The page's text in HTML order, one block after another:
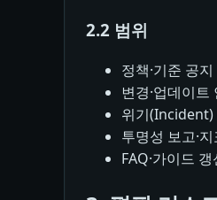
2.2 범위
정책·기준 공지
변경·업데이트
위기(Incident)
투명성 보고·
FAQ·가이드 갱